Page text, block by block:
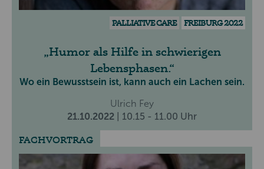
PALLIATIVE CARE FREIBURG 2022
Humor als Hilfe in schwierigen
Lebensphasen.
Wo ein Bewusstsein ist, kann auch ein Lachen sein.
Ulrich Fey
21.10.2022
| 10.15 - 11.00 Uhr
FACHVORTRAG